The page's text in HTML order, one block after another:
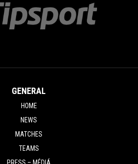
GENERAL
HOME
NEWS
MATCHES
TEAMS
PRESS – MÉDIÁ